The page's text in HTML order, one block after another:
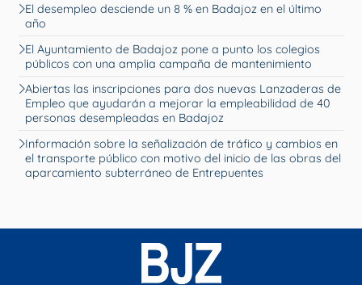
El desempleo desciende un 8 % en Badajoz en el último
año
El Ayuntamiento de Badajoz pone a punto los colegios
públicos con una amplia campaña de mantenimiento
Abiertas las inscripciones para dos nuevas Lanzaderas de
Empleo que ayudarán a mejorar la empleabilidad de 40
personas desempleadas en Badajoz
Información sobre la señalización de tráfico y cambios en
el transporte público con motivo del inicio de las obras del
aparcamiento subterráneo de Entrepuentes